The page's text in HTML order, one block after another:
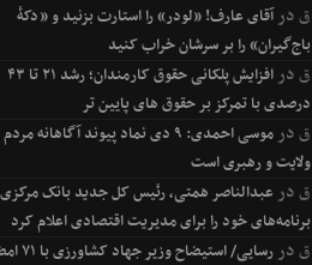
قدرآقای عارف! «لودر» را استارت بزنید و «دکۀ
باج‌گیران» را بر سرشان خراب کنید
قدر
افزایش پلکانی حقوق کارمندان؛ رشد ۲۱ تا ۴۳
درصدی با تمرکز بر حقوق های پایین تر
قدر
موسی احمدی: ۹ دی نماد پیوند آگاهانه
ولایت و رهبری است
قدرعبدالناصر همتی، رئیس کل جدید بانک
برنامه‌های خود را برای مدیریت اقتصادی اعلام کرد
قدر
رسایی/ استیضاح وزیر جهاد